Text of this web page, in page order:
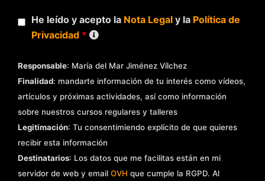
He leído y acepto la Nota Legaly la Política de
Privacidad *
Responsable: María del Mar Jiménez Vílchez
Finalidad: mandarte información de tu interés como vídeos,
artículos y próximas actividades, así como información
sobre nuestros cursos regulares y talleres
Legitimación: Tu consentimiendo explícito de que quieres
recibir esta información
Destinatarios: Los datos que me facilitas están en mi
servidor de web y email OVH que cumple la RGPD. Al